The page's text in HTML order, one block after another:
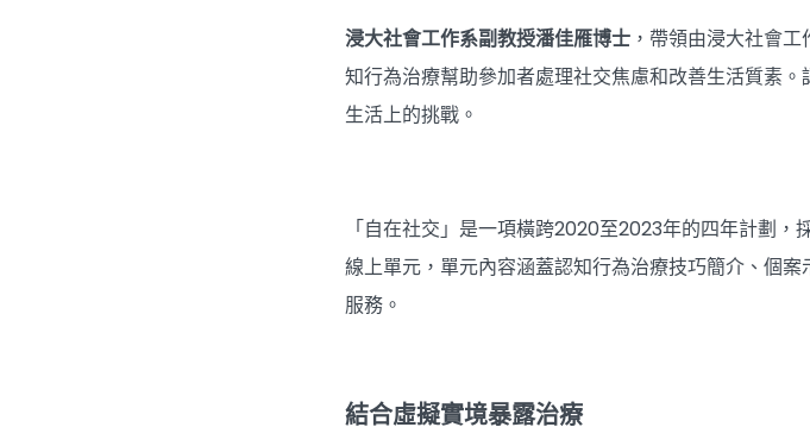
浸大社會工作系副教授潘佳雁博士 ，帶領由浸大社會
知行為治療幫助參加者處理社交焦慮和改善生活質素
生活上的挑戰。
「自在社交」是一項橫跨2020至2023年的四年計劃
線上單元，單元內容涵蓋認知行為治療技巧簡介、個
服務。
結合虛擬實境暴露治療